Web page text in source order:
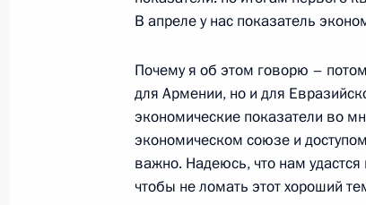
Поездка в Северо-Западный
Дня ВМФ
27 − 28 июля 2019 года
В апреле у нас показатель
Почему я об этом говорю –
для Армении, но и для
экономические показатели во
экономическом союзе и
важно. Надеюсь, что нам
чтобы не ломать этот хороший